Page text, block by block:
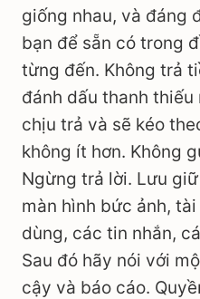
giống nhau, và đáng
bạn để sẵn có trong
từng đến. Không trả
đánh dấu thanh
chịu trả và sẽ kéo
không ít hơn. Không
Ngừng trả lời. Lưu
màn hình bức ảnh,
dùng, các tin nhắn,
Sau đó hãy nói với
cậy và báo cáo.